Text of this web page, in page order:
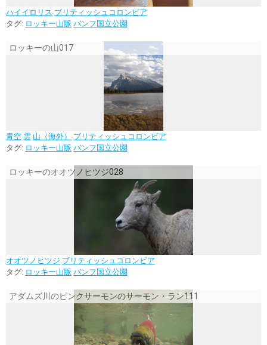
ハイイロリス ブリティッシュコロンビア
タグ: ロッキー山脈 バンフ国立公園
ロッキーの山017
青空 雲 山（海外）
ブリティッシュコロンビア
タグ: ロッキー山脈 バンフ国立公園
ロッキーのオオツノヒツジ028
オオツノヒツジ ブリティッシュコロンビア
タグ: ロッキー山脈 バンフ国立公園
アダムズ川のピンクサーモンのサーモン・ラン111